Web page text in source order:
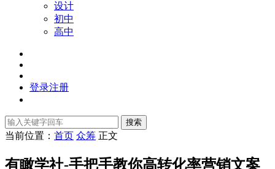
设计
初中
高中
登录注册
搜索
当前位置： 首页 众筹 正文
有瞰学社-手把手教你高转化率营销文案